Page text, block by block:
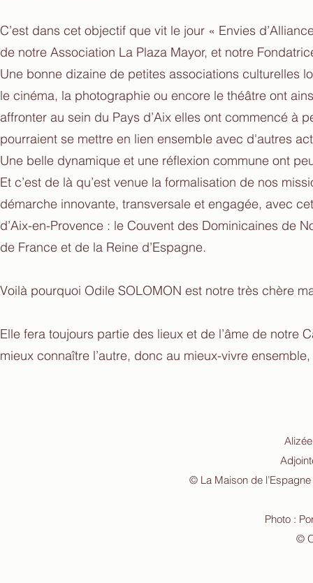
C’est dans cet objectif que vit le jour « Envies
de notre Association La Plaza Mayor, et notre
Une bonne dizaine de petites associations culturelles
le cinéma, la photographie ou encore le théâtre ont
affronter au sein du Pays d’Aix elles ont commencé à
pourraient se mettre en lien ensemble avec d'autres
Une belle dynamique et une réflexion commune ont
Et c’est de là qu’est venue la formalisation de nos
démarche innovante, transversale et engagée, avec
d’Aix-en-Provence : le Couvent des Dominicaines de
de France et de la Reine d’Espagne.
Voilà pourquoi Odile SOLOMON est notre très chère
Elle fera toujours partie des lieux et de l’âme de
mieux connaître l’autre, donc au mieux-vivre
© La Maison de
Photo :
©